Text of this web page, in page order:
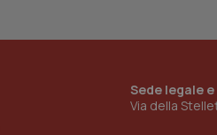
Sede legale
Via della
_ga_0VMQEQKQ1N